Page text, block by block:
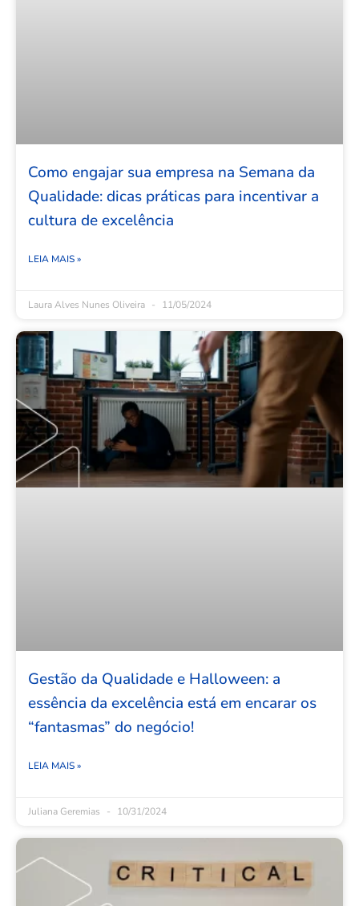
Como engajar sua empresa na Semana da
Qualidade: dicas práticas para incentivar a
cultura de excelência
LEIA MAIS »
Laura Alves Nunes Oliveira 11/05/2024
Gestão da Qualidade e Halloween: a
essência da excelência está em encarar os
“fantasmas” do negócio!
LEIA MAIS »
Juliana Geremias 10/31/2024